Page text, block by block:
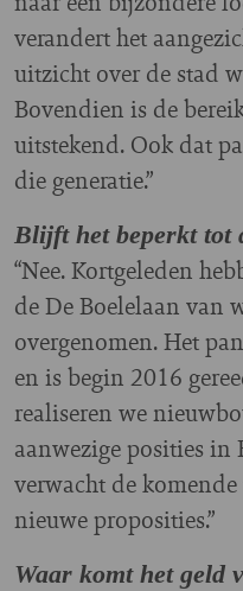
verandert het
uitzicht over de stad
Bovendien is de
uitstekend. Ook dat
die generatie.”
Blijft het beperkt tot
“Nee. Kortgeleden
de De Boelelaan van
overgenomen. Het
en is begin 2016
realiseren we
aanwezige posities
verwacht de
nieuwe proposities.”
Waar komt het geld